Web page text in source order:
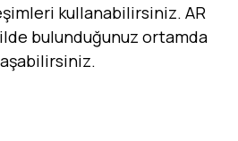
kullanabilirsiniz. AR
bulunduğunuz ortamda